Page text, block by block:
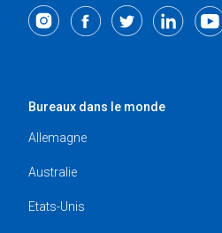
Bureaux dans le monde
Allemagne
Australie
Etats-Unis